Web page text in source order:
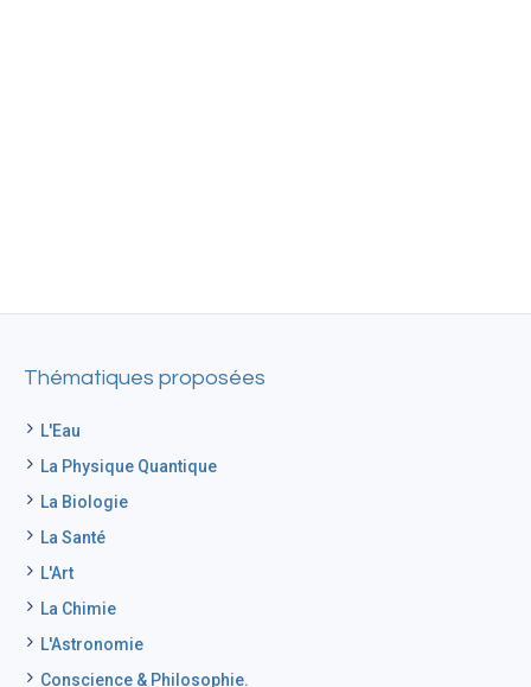
Thématiques proposées
L'Eau
La Physique Quantique
La Biologie
La Santé
L'Art
La Chimie
L'Astronomie
Conscience & Philosophie.